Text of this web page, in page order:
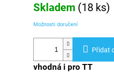
Měrná
cena:
Skladem (18 ks)
Možnosti doručení
Přidat
vhodná i pro TT